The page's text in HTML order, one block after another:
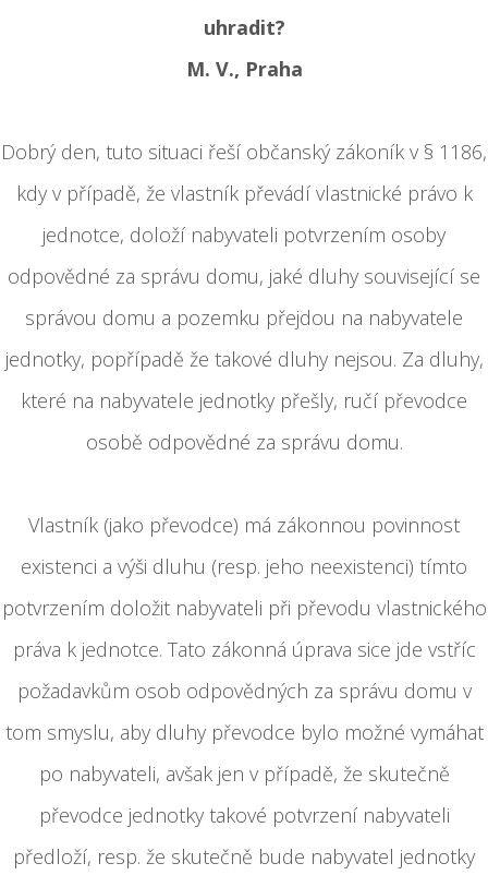
uhradit?
M. V., Praha
Dobrý den, tuto situaci řeší občanský zákoník v § 1186,
kdy v případě, že vlastník převádí vlastnické právo k
jednotce, doloží nabyvateli potvrzením osoby
odpovědné za správu domu, jaké dluhy související se
správou domu a pozemku přejdou na nabyvatele
jednotky, popřípadě že takové dluhy nejsou. Za dluhy,
které na nabyvatele jednotky přešly, ručí převodce
osobě odpovědné za správu domu.
Vlastník (jako převodce) má zákonnou povinnost
existenci a výši dluhu (resp. jeho neexistenci) tímto
potvrzením doložit nabyvateli při převodu vlastnického
práva k jednotce. Tato zákonná úprava sice jde vstříc
požadavkům osob odpovědných za správu domu v
tom smyslu, aby dluhy převodce bylo možné vymáhat
po nabyvateli, avšak jen v případě, že skutečně
převodce jednotky takové potvrzení nabyvateli
předloží, resp. že skutečně bude nabyvatel jednotky